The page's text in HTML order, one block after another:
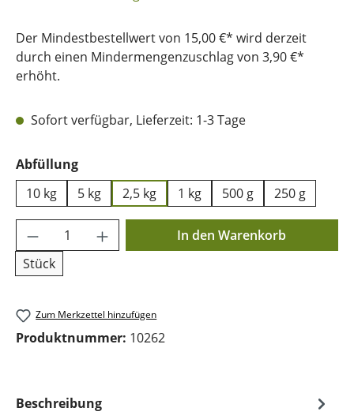
Der Mindestbestellwert von 15,00 €* wird derzeit
durch einen Mindermengenzuschlag von 3,90 €*
erhöht.
Sofort verfügbar, Lieferzeit: 1-3 Tage
Abfüllungauswählen
10 kg
5 kg 2,5 kg 1 kg 500 g 250 g
Produkt Anzahl: Gib den gewünschten
Stück
In den Warenkorb
Zum Merkzettel hinzufügen
Produktnummer: 10262
Beschreibung